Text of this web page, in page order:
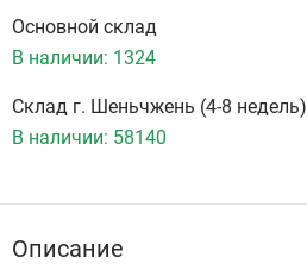
Основной склад
В наличии: 1324
Склад г. Шеньчжень (4-8 недель)
В наличии: 58140
Описание